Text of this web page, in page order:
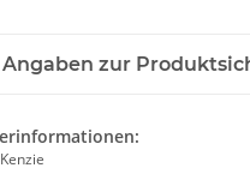
Angaben zur